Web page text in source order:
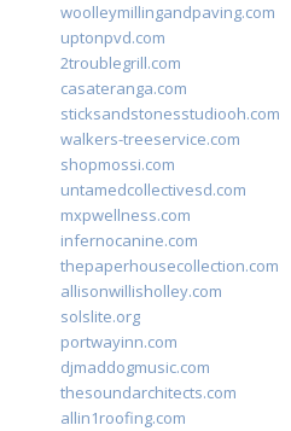
woolleymillingandpaving.com
uptonpvd.com
2troublegrill.com
casateranga.com
sticksandstonesstudiooh.com
walkers-treeservice.com
shopmossi.com
untamedcollectivesd.com
mxpwellness.com
infernocanine.com
thepaperhousecollection.com
allisonwillisholley.com
solslite.org
portwayinn.com
djmaddogmusic.com
thesoundarchitects.com
allin1roofing.com